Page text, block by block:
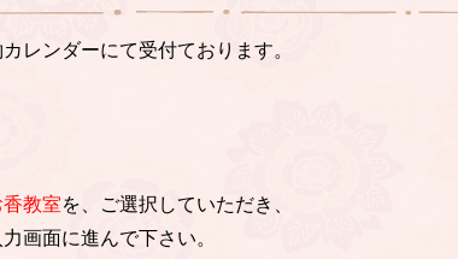
レンダーにて受付ております。
香教室を、ご選択していただき、
画面に進んで下さい。